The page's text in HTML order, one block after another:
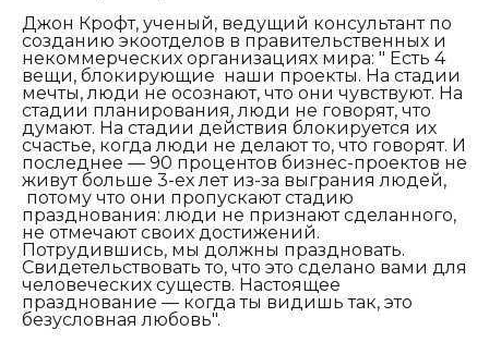
Джон Крофт, ученый, ведущий консультант по
созданию экоотделов в правительственных и
некоммерческих организациях мира: " Есть 4
вещи, блокирующие наши проекты. На стадии
мечты, люди не осознают, что они чувствуют. На
стадии планирования, люди не говорят, что
думают. На стадии действия блокируется их
счастье, когда люди не делают то, что говорят. И
последнее — 90 процентов бизнес-проектов не
живут больше 3-ех лет из-за выграния людей,
потому что они пропускают стадию
празднования: люди не признают сделанного,
не отмечают своих достижений.
Потрудившись, мы должны праздновать.
Свидетельствовать то, что это сделано вами для
человеческих существ. Настоящее
празднование — когда ты видишь так, это
безусловная любовь".